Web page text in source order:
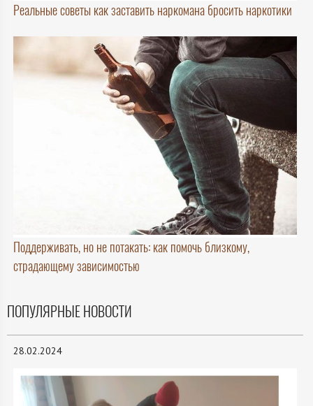
Реальные советы как заставить наркомана бросить наркотики
Поддерживать, но не потакать: как помочь близкому,
страдающему зависимостью
ПОПУЛЯРНЫЕ НОВОСТИ
28.02.2024